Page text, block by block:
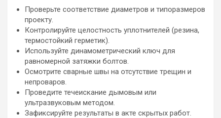
Проверьте соответствие диаметров и типоразмеров
проекту.
Контролируйте целостность уплотнителей (резина,
термостойкий герметик).
Используйте динамометрический ключ для
равномерной затяжки болтов.
Осмотрите сварные швы на отсутствие трещин и
непроваров.
Проведите течеискание дымовым или
ультразвуковым методом.
Зафиксируйте результаты в акте скрытых работ.